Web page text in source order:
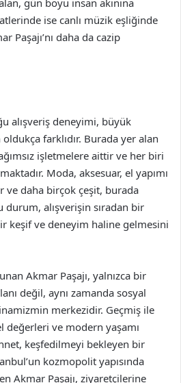
gün boyu insan akınına
ise canlı müzik eşliğinde
Paşajı’nı daha da cazip
alışveriş deneyimi, büyük
farklıdır. Burada yer alan
işletmelere aittir ve her biri
Moda, aksesuar, el yapımı
ve daha birçok çeşit, burada
alışverişin sıradan bir
keşif ve deneyim haline gelmesini
Akmar Paşajı, yalnızca bir
değil, aynı zamanda sosyal
merkezidir. Geçmiş ile
değerleri ve modern yaşamı
keşfedilmeyi bekleyen bir
kozmopolit yapısında
Akmar Paşajı, ziyaretçilerine